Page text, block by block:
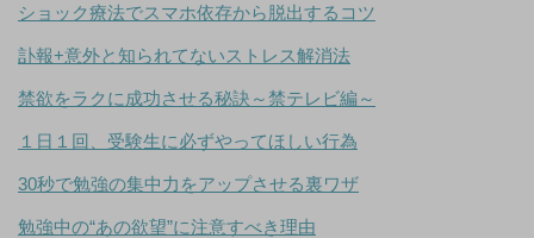
ショック療法でスマホ依存から脱出するコツ
訃報+意外と知られてないストレス解消法
禁欲をラクに成功させる秘訣～禁テレビ編～
１日１回、受験生に必ずやってほしい行為
30秒で勉強の集中力をアップさせる裏ワザ
勉強中の“あの欲望”に注意すべき理由